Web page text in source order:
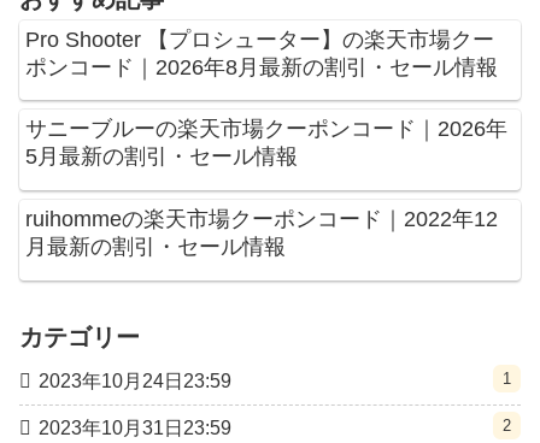
Pro Shooter 【プロシューター】の楽天市場クー
ポンコード｜2026年8月最新の割引・セール情報
サニーブルーの楽天市場クーポンコード｜2026年
5月最新の割引・セール情報
ruihommeの楽天市場クーポンコード｜2022年12
月最新の割引・セール情報
カテゴリー
2023年10月24日23:59 1
2023年10月31日23:59 2